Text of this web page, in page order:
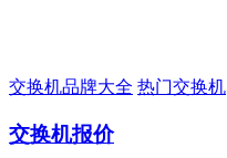
交换机品牌大全 热门交换机
交换机报价